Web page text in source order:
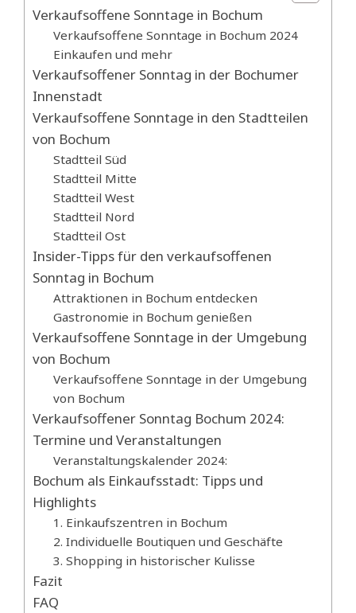
Verkaufsoffene Sonntage in Bochum
Verkaufsoffene Sonntage in Bochum 2024
Einkaufen und mehr
Verkaufsoffener Sonntag in der Bochumer
Innenstadt
Verkaufsoffene Sonntage in den Stadtteilen
von Bochum
Stadtteil Süd
Stadtteil Mitte
Stadtteil West
Stadtteil Nord
Stadtteil Ost
Insider-Tipps für den verkaufsoffenen
Sonntag in Bochum
Attraktionen in Bochum entdecken
Gastronomie in Bochum genießen
Verkaufsoffene Sonntage in der Umgebung
von Bochum
Verkaufsoffene Sonntage in der Umgebung
von Bochum
Verkaufsoffener Sonntag Bochum 2024:
Termine und Veranstaltungen
Veranstaltungskalender 2024:
Bochum als Einkaufsstadt: Tipps und
Highlights
1. Einkaufszentren in Bochum
2. Individuelle Boutiquen und Geschäfte
3. Shopping in historischer Kulisse
Fazit
FAQ